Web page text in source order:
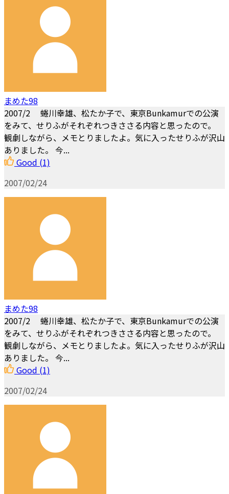
まめた98
2007/2 蜷川幸雄、松たか子で、東京Bunkamurでの公演
をみて、せりふがそれぞれつきささる内容と思ったので。
観劇しながら、メモとりましたよ。気に入ったせりふが沢山
ありました。 今...
Good (1)
2007/02/24
まめた98
2007/2 蜷川幸雄、松たか子で、東京Bunkamurでの公演
をみて、せりふがそれぞれつきささる内容と思ったので。
観劇しながら、メモとりましたよ。気に入ったせりふが沢山
ありました。 今...
Good (1)
2007/02/24